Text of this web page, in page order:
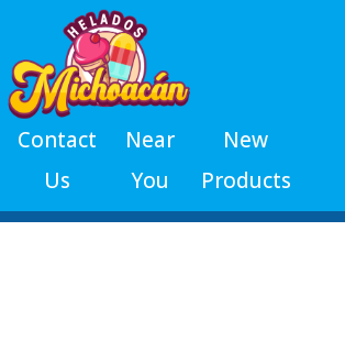
Contact
Us
Near
You
New
Products